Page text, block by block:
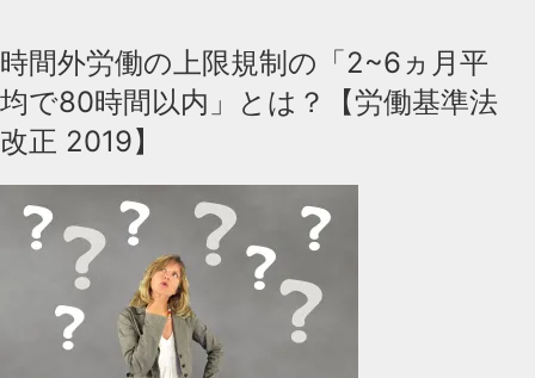
時間外労働の上限規制の「2~6ヵ月平
均で80時間以内」とは？【労働基準法
改正 2019】